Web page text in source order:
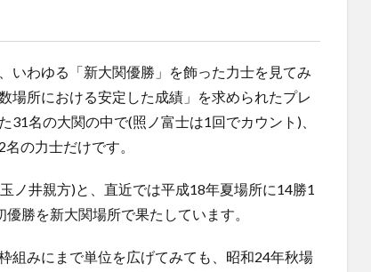
いわゆる「新大関優勝」を飾った力士を見てみ
場所における安定した成績」を求められたプレ
名の大関の中で(照ノ富士は1回でカウント)、
の力士だけです。
ノ井親方)と、直近では平成18年夏場所に14勝1
勝を新大関場所で果たしています。
組みにまで単位を広げてみても、昭和24年秋場